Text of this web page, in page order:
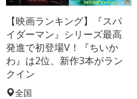
【映画ランキング】『スパ
イダーマン』シリーズ最高
発進で初登場V！『ちいか
わ』は2位、新作3本がラン
クイン
全国